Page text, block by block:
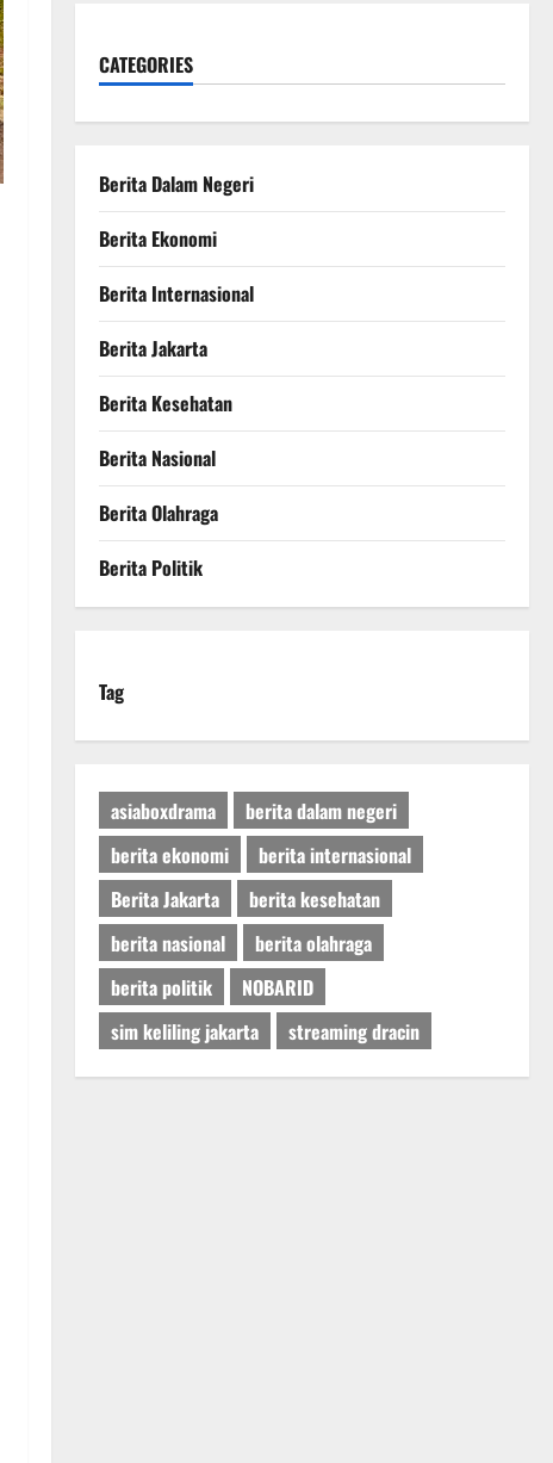
CATEGORIES
Berita Dalam Negeri
Berita Ekonomi
Berita Internasional
Berita Jakarta
Berita Kesehatan
Berita Nasional
Berita Olahraga
Berita Politik
Tag
asiaboxdrama
berita dalam negeri
berita ekonomi
berita internasional
Berita Jakarta
berita kesehatan
berita nasional
berita olahraga
berita politik
NOBARID
sim keliling jakarta
streaming dracin